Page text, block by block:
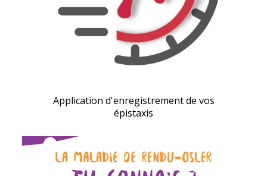
Application d'enregistrement de vos
épistaxis